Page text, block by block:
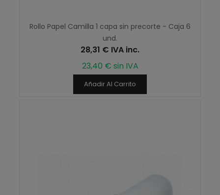
Rollo Papel Camilla 1 capa sin precorte - Caja 6
und.
28,31 € IVA inc.
23,40 € sin IVA
Añadir Al Carrito